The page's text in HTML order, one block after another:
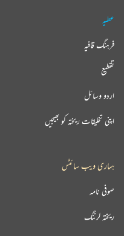
عطیہ
فرہنگ قافیہ
تقطیع
اردو وسائل
اپنی تخلیقات ریختہ کو بھیجیں
ہماری ویب سائٹس
صوفی نامہ
ریختہ لرننگ